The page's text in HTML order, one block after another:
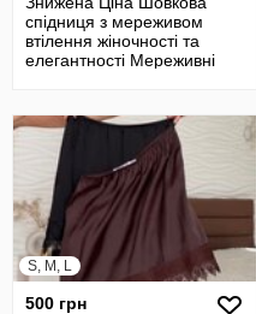
спідниця з мереживом
втілення жіночності та
елегантності Мереживні
S, M, L
500 грн